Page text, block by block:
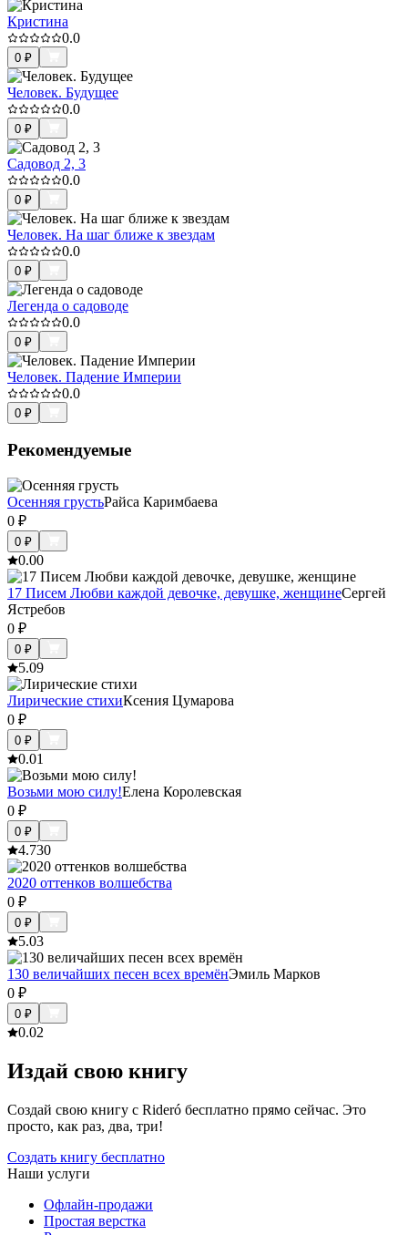
Кристина
0.0
0 ₽
Человек. Будущее
0.0
0 ₽
Садовод 2, 3
0.0
0 ₽
Человек. На шаг ближе к звездам
0.0
0 ₽
Легенда о садоводе
0.0
0 ₽
Человек. Падение Империи
0.0
0 ₽
Рекомендуемые
Осенняя грустьРайса Каримбаева
0 ₽
0 ₽
0.00
17 Писем Любви каждой девочке, девушке, женщинеСергей
Ястребов
0 ₽
0 ₽
5.09
Лирические стихиКсения Цумарова
0 ₽
0 ₽
0.01
Возьми мою силу!Елена Королевская
0 ₽
0 ₽
4.730
2020 оттенков волшебства
0 ₽
0 ₽
5.03
130 величайших песен всех времёнЭмиль Марков
0 ₽
0 ₽
0.02
Издай свою книгу
Создай свою книгу с Rideró бесплатно прямо сейчас. Это
просто, как раз, два, три!
Создать книгу бесплатно
Наши услуги
Офлайн-продажи
Простая верстка